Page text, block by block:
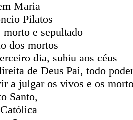
Maria
Pilatos
e sepultado
dos mortos
dia, subiu aos céus
de Deus Pai, todo
a julgar os vivos e os
Santo,